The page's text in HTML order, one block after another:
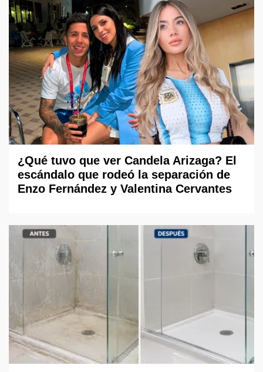
¿Qué tuvo que ver Candela Arizaga? El
escándalo que rodeó la separación de
Enzo Fernández y Valentina Cervantes